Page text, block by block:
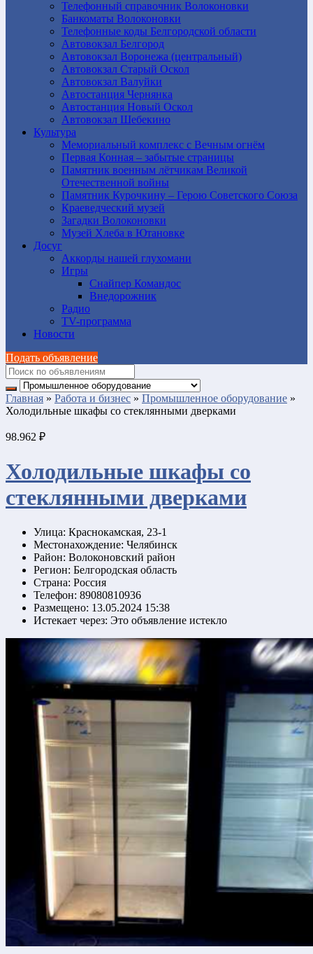
Телефонный справочник Волоконовки
Банкоматы Волоконовки
Телефонные коды Белгородской области
Автовокзал Белгород
Автовокзал Воронежа (центральный)
Автовокзал Старый Оскол
Автовокзал Валуйки
Автостанция Чернянка
Автостанция Новый Оскол
Автовокзал Шебекино
Культура
Мемориальный комплекс с Вечным огнём
Первая Конная – забытые страницы
Памятник военным лётчикам Великой
Отечественной войны
Памятник Курочкину – Герою Советского Союза
Краеведческий музей
Загадки Волоконовки
Музей Хлеба в Ютановке
Досуг
Аккорды нашей глухомани
Игры
Снайпер Командос
Внедорожник
Радио
TV-программа
Новости
Подать объявление
Главная » Работа и бизнес » Промышленное оборудование »
Холодильные шкафы со стеклянными дверками
98.962 ₽
Холодильные шкафы со
стеклянными дверками
Улица: Краснокамская, 23-1
Местонахождение: Челябинск
Район: Волоконовский район
Регион: Белгородская область
Страна: Россия
Телефон: 89080810936
Размещено: 13.05.2024 15:38
Истекает через: Это объявление истекло